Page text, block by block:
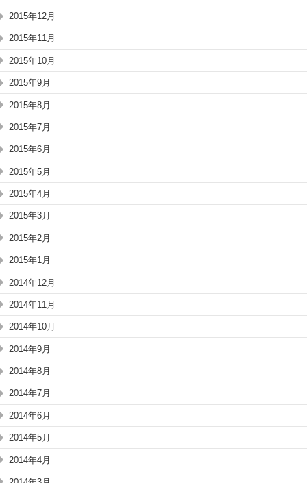
2015年12月
2015年11月
2015年10月
2015年9月
2015年8月
2015年7月
2015年6月
2015年5月
2015年4月
2015年3月
2015年2月
2015年1月
2014年12月
2014年11月
2014年10月
2014年9月
2014年8月
2014年7月
2014年6月
2014年5月
2014年4月